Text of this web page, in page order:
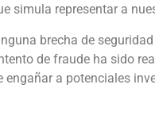
simula representar a
brecha de
de fraude ha sido
a potenciales